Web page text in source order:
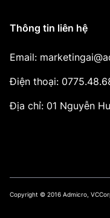
Thông tin liên hệ
Email:
Điện thoại:
Địa chỉ: 01 Nguyễn
Copyright © 2016 Admicro,